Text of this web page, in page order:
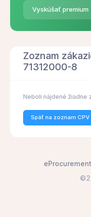
Vyskúšať premium
Zoznam
71312000-8
Neboli nájdené žiadne
Späť na zoznam CPV
eProcurement